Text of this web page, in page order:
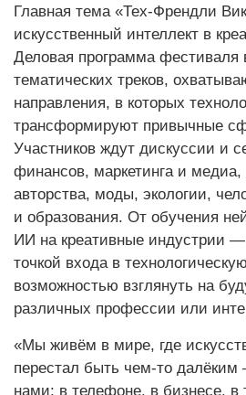
Главная тема «Тех-Френдли
искусственный интеллект в
Деловая программа фестиваля
тематических треков,
направления, в которых
трансформируют привычные
Участников ждут дискуссии и
финансов, маркетинга и медиа,
авторства, моды, экологии,
и образования. От обучения
ИИ на креативные индустрии —
точкой входа в
возможностью взглянуть на
различных профессии или
«Мы живём в мире, где
перестал быть чем-то
нами: в телефоне, в бизнесе, в